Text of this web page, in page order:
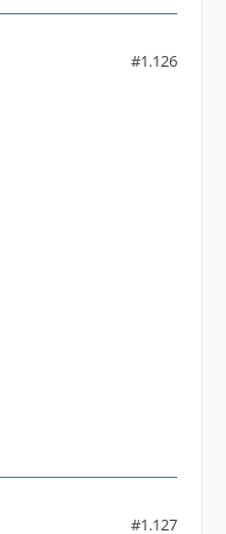
#1.126
#1.127